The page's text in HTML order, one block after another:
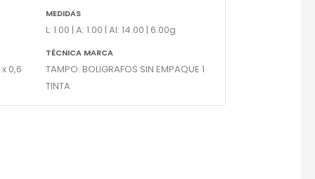
MEDIDAS
L: 1.00 | A: 1.00 | Al: 14.00 | 6.00g
0,6
TÉCNICA MARCA
TAMPO. BOLIGRAFOS SIN EMPAQUE 1
TINTA